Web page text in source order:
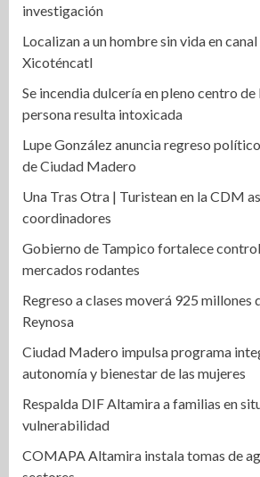
investigación
Localizan a un hombre sin vida en
Xicoténcatl
Se incendia dulcería en pleno centro
persona resulta intoxicada
Lupe González anuncia regreso
de Ciudad Madero
Una Tras Otra | Turistean en la CDM
coordinadores
Gobierno de Tampico fortalece
mercados rodantes
Regreso a clases moverá 925 millones
Reynosa
Ciudad Madero impulsa programa
autonomía y bienestar de las mujeres
Respalda DIF Altamira a familias en
vulnerabilidad
COMAPA Altamira instala tomas de